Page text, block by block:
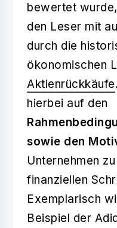
bewertet
den Leser mit
durch die
ökonomischen
Aktienrückkäufe
hierbei auf den
sowie den
Unternehmen
finanziellen
Exemplarisch
Beispiel der